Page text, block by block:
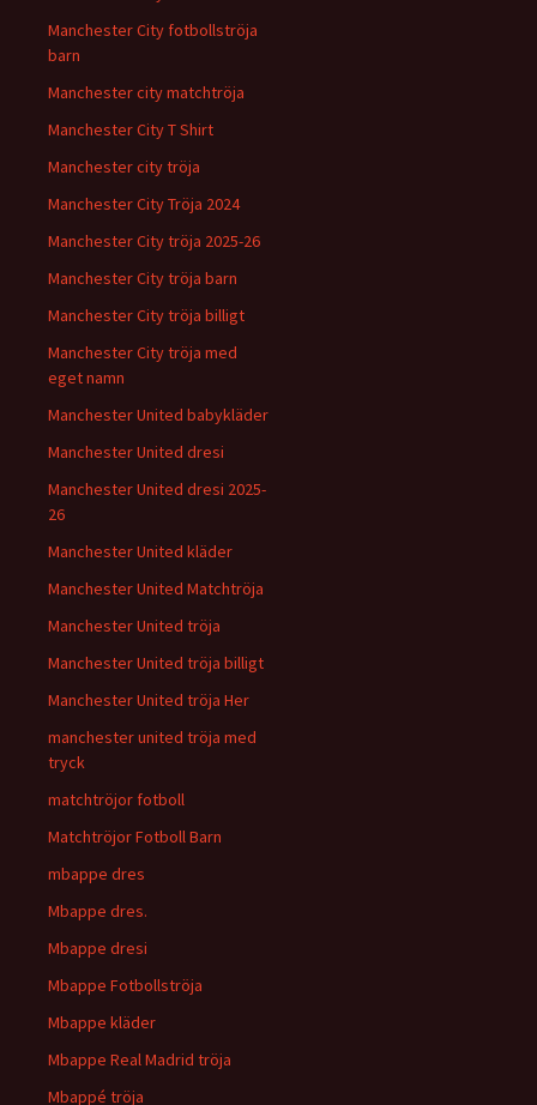
Manchester City fotbollströja
barn
Manchester city matchtröja
Manchester City T Shirt
Manchester city tröja
Manchester City Tröja 2024
Manchester City tröja 2025-26
Manchester City tröja barn
Manchester City tröja billigt
Manchester City tröja med
eget namn
Manchester United babykläder
Manchester United dresi
Manchester United dresi 2025-
26
Manchester United kläder
Manchester United Matchtröja
Manchester United tröja
Manchester United tröja billigt
Manchester United tröja Her
manchester united tröja med
tryck
matchtröjor fotboll
Matchtröjor Fotboll Barn
mbappe dres
Mbappe dres.
Mbappe dresi
Mbappe Fotbollströja
Mbappe kläder
Mbappe Real Madrid tröja
Mbappé tröja